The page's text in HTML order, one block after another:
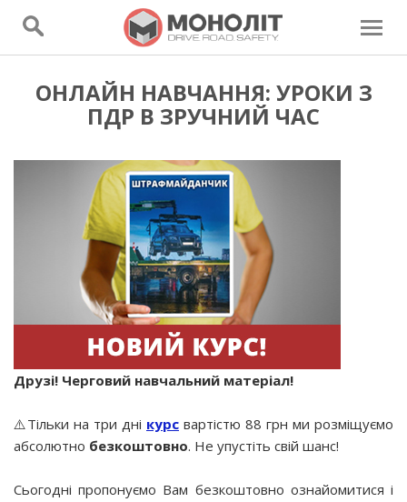
ОНЛАЙН НАВЧАННЯ: УРОКИ З
ПДР В ЗРУЧНИЙ ЧАС
Друзі! Черговий навчальний матеріал!
⚠️Тільки на три дні курс вартістю 88 грн ми розміщуємо
абсолютно безкоштовно. Не упустіть свій шанс!
Сьогодні пропонуємо Вам безкоштовно ознайомитися і